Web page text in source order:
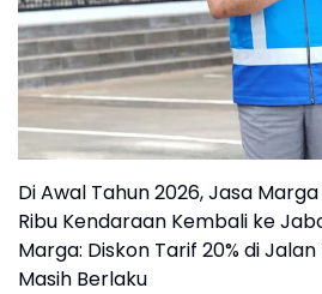
Di Awal Tahun 2026, Jasa
Ribu Kendaraan Kembali ke
Marga: Diskon Tarif 20% di
Masih Berlaku